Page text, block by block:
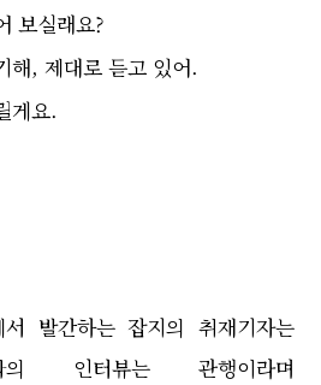
보실래요?
해, 제대로 듣고 있어.
게요.
서 발간하는 잡지의 취재기자는
의 인터뷰는 관행이라며